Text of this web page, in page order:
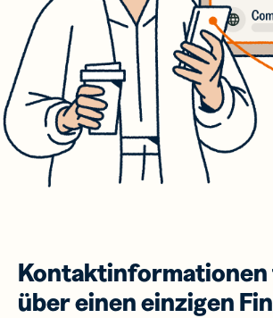
Kontaktinformationen
über einen einzigen